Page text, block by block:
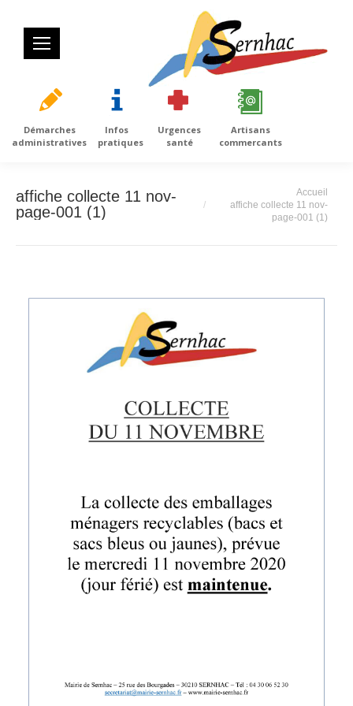
Démarches
administratives
Infos
pratiques
Urgences
santé
Artisans
commercants
affiche collecte 11 nov-
page-001 (1)
Accueil
affiche collecte 11 nov-
page-001 (1)